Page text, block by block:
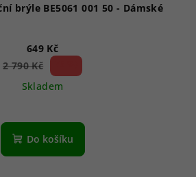
Benetton sluneční brýle BE5061 001 50 - Dámské
649 Kč
2 790 Kč
Skladem
Do košíku